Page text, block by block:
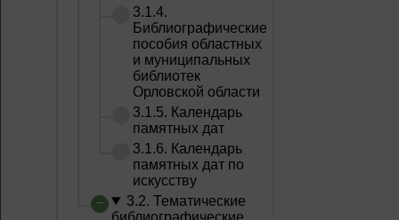
3.1.4.
Библиографические
пособия областных
и муниципальных
библиотек
Орловской области
3.1.5. Календарь
памятных дат
3.1.6. Календарь
памятных дат по
искусству
3.2. Тематические
библиографические